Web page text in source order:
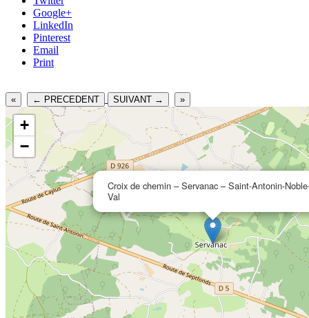
Google+
LinkedIn
Pinterest
Email
Print
« ← PRECEDENT SUIVANT → »
Croix de chemin – Servanac – Saint-Antonin-
Val
+
−